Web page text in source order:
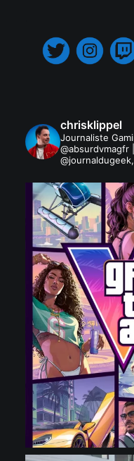
chrisklippel
Journaliste
@absurdvmagfr